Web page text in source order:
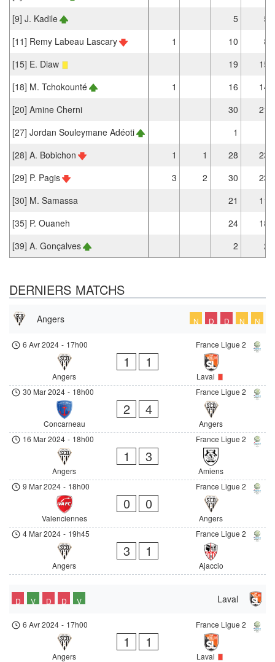
[9] J. Kadile
5
5
[11] Remy Labeau Lascary
1 10
8
[15] E. Diaw
19
15
[18] M. Tchokounté
1 16
14
[20] Amine Cherni
30
21
[27] Jordan Souleymane Adéoti
1
[28] A. Bobichon
1 1 28
23
[29] P. Pagis
3 2 30
23
[30] M. Samassa
21
11
[35] P. Ouaneh
24
18
[39] A. Gonçalves
2 2
DERNIERS MATCHS
Angers N D D N N
France Ligue 2
6 Avr 2024 - 17h00
Angers
1 1
Laval
France Ligue 2
30 Mar 2024 - 18h00
Concarneau
2 4
Angers
France Ligue 2
16 Mar 2024 - 18h00
Angers
1 3
Amiens
France Ligue 2
9 Mar 2024 - 18h00
Valenciennes
0 0
Angers
France Ligue 2
4 Mar 2024 - 19h45
Angers
3 1
Ajaccio
Laval
D V D D V
France Ligue 2
6 Avr 2024 - 17h00
Angers
1 1
Laval